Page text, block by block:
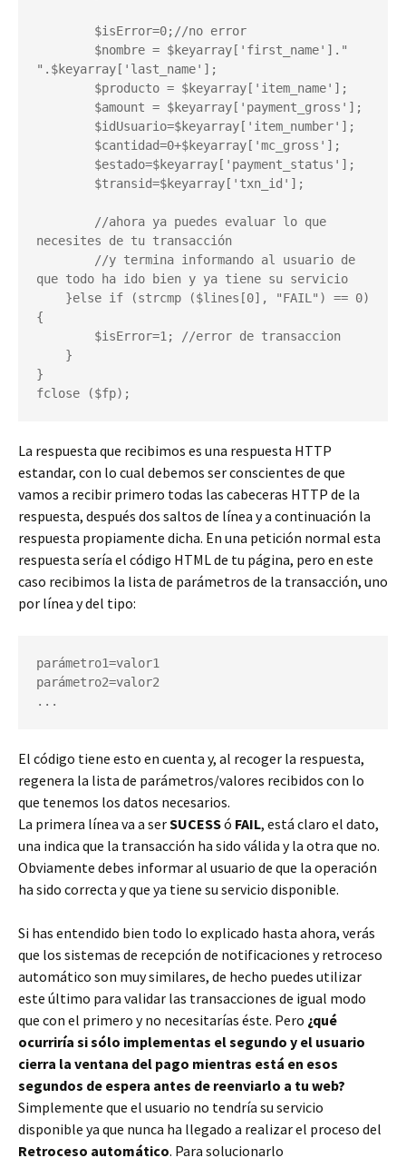
".$keyarray['last_name'];
necesites de tu transacción
que todo ha ido bien y ya tiene su servicio
{
}
fclose ($fp);
La respuesta que recibimos es una respuesta HTTP
estandar, con lo cual debemos ser conscientes de que
vamos a recibir primero todas las cabeceras HTTP de la
respuesta, después dos saltos de línea y a continuación la
respuesta propiamente dicha. En una petición normal esta
respuesta sería el código HTML de tu página, pero en este
caso recibimos la lista de parámetros de la transacción, uno
por línea y del tipo:
parámetro1=valor1
parámetro2=valor2
...
El código tiene esto en cuenta y, al recoger la respuesta,
regenera la lista de parámetros/valores recibidos con lo
que tenemos los datos necesarios.
La primera línea va a serSUCESSó FAIL, está claro el dato,
una indica que la transacción ha sido válida y la otra que no.
Obviamente debes informar al usuario de que la operación
ha sido correcta y que ya tiene su servicio disponible.
Si has entendido bien todo lo explicado hasta ahora, verás
que los sistemas de recepción de notificaciones y retroceso
automático son muy similares, de hecho puedes utilizar
este último para validar las transacciones de igual modo
que con el primero y no necesitarías éste. Pero ¿qué
ocurriría si sólo implementas el segundo y el usuario
cierra la ventana del pago mientras está en esos
segundos de espera antes de reenviarlo a tu web?
Simplemente que el usuario no tendría su servicio
disponible ya que nunca ha llegado a realizar el proceso del
Retroceso automático. Para solucionarlo